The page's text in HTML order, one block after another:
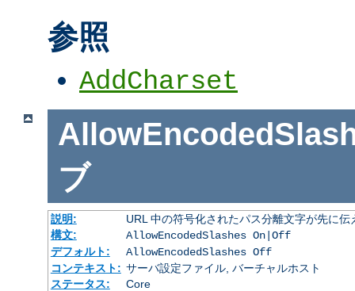
参照
AddCharset
ブ
説明:
URL 中の符号化されたパス分離文字が先に
構文:
AllowEncodedSlashes On|Off
デフォルト:
AllowEncodedSlashes Off
コンテキスト: サーバ設定ファイル, バーチャルホスト
ステータス:
Core